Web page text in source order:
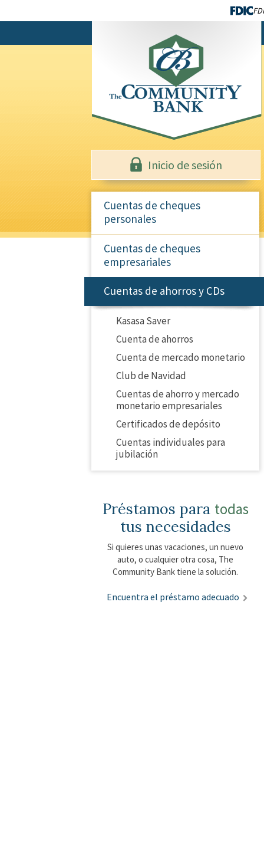
Inicio de sesión
Cuentas de cheques
personales
Cuentas de cheques
empresariales
Cuentas de ahorros y CDs
Kasasa Saver
Cuenta de ahorros
Cuenta de mercado monetario
Club de Navidad
Cuentas de ahorro y mercado
monetario empresariales
Certificados de depósito
Cuentas individuales para
jubilación
Préstamos para todas
tus necesidades
Si quieres unas vacaciones, un nuevo
auto, o cualquier otra cosa, The
Community Bank tiene la solución.
Encuentra el préstamo adecuado